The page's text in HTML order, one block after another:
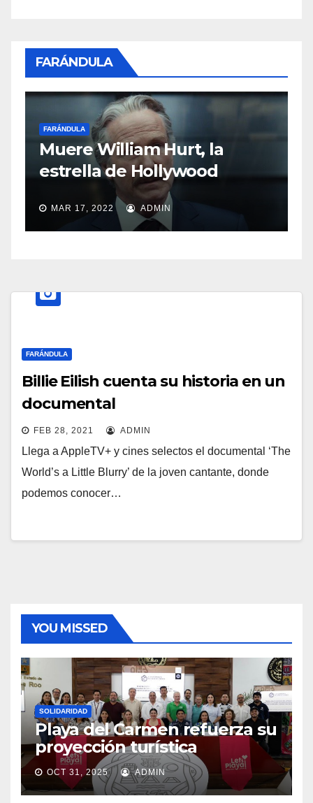
FARÁNDULA
FARÁNDULA
Muere William Hurt, la
estrella de Hollywood
MAR 17, 2022 ADMIN
FARÁNDULA
Billie Eilish cuenta su historia en un
documental
FEB 28, 2021 ADMIN
Llega a AppleTV+ y cines selectos el documental ‘The
World’s a Little Blurry’ de la joven cantante, donde
podemos conocer…
YOU MISSED
SOLIDARIDAD
Playa del Carmen refuerza su
proyección turística
OCT 31, 2025 ADMIN